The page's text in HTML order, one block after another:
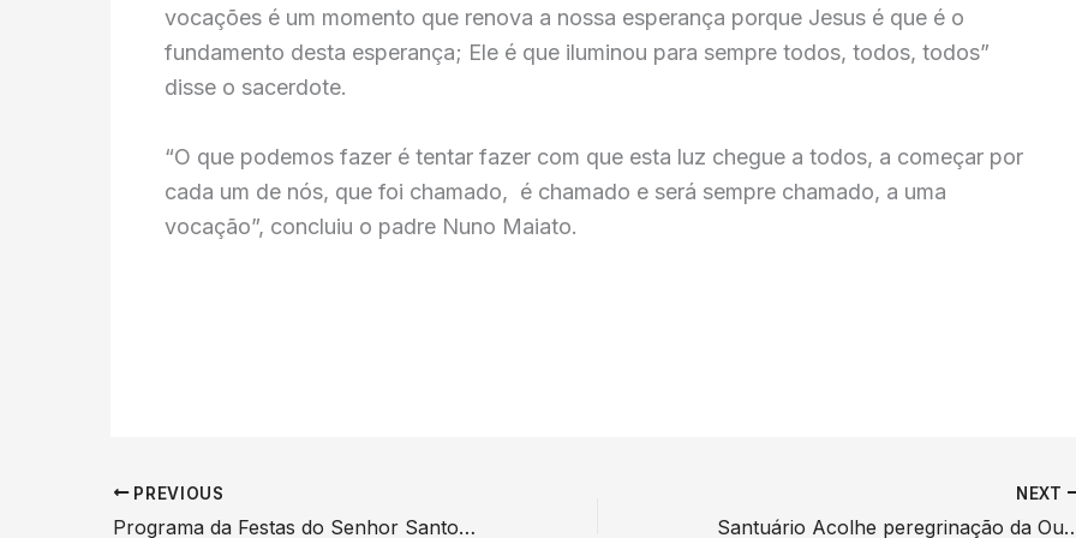
vocações é um momento que renova a nossa esperança porque Jesus é que é o
fundamento desta esperança; Ele é que iluminou para sempre todos, todos, todos”
disse o sacerdote.
“O que podemos fazer é tentar fazer com que esta luz chegue a todos, a começar por
cada um de nós, que foi chamado, é chamado e será sempre chamado, a uma
vocação”, concluiu o padre Nuno Maiato.
PREVIOUS
Programa da Festas do Senhor Santo Cristo dos Milagres| 2025
NEXT
Santuário Acolhe